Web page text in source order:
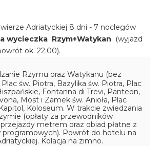
Adriatyckiej 8 dni - 7 noclegów
wycieczka Rzym+Watykan (wyjazd
ok. 22.00).
Rzymu oraz Watykanu (bez
św. Piotra, Bazylika św. Piotra, Plac
Fontanna di Trevi, Panteon,
Most i Zamek św. Anioła, Plac
Koloseum. W trakcie zwiedzania
(opłaty za przewodników
metrem oraz obiad płatne z
Powrót do hotelu na
Kolacja na zimno.